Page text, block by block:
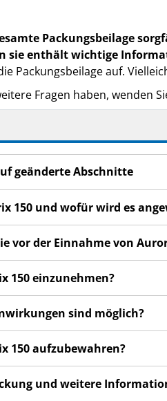
Packungsbeilage
sie enthält wichtige
Packungsbeilage auf.
Fragen haben, wenden
wurde Ihnen
bemerken,
Dies gilt auch für
geänderte Abschnitte
150 und wofür wird es
vor der Einnahme von
150 einzunehmen?
sind möglich?
150 aufzubewahren?
und weitere